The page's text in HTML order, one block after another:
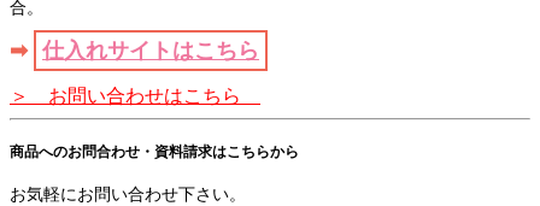
合。
➡ 仕入れサイトはこちら
＞ お問い合わせはこちら
商品へのお問合わせ・資料請求はこちらから
お気軽にお問い合わせ下さい。